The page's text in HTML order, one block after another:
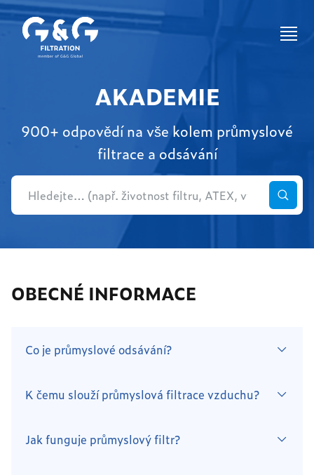
AKADEMIE
900+ odpovědí na vše kolem průmyslové
filtrace a odsávání
OBECNÉ INFORMACE
Co je průmyslové odsávání?
K čemu slouží průmyslová filtrace vzduchu?
Jak funguje průmyslový filtr?